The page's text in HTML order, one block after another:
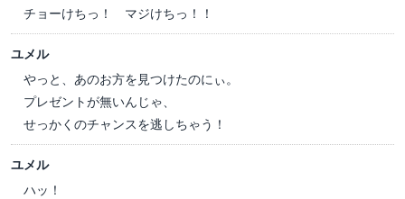
チョーけちっ！ マジけちっ！！
ユメル
やっと、あのお方を見つけたのにぃ。
プレゼントが無いんじゃ、
せっかくのチャンスを逃しちゃう！
ユメル
ハッ！